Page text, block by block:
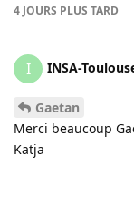
4 JOURS PLUS TARD
I INSA-
Gaetan
Merci beaucoup
Katja